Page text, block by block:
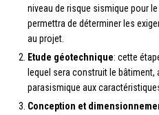
niveau de risque sismique pour
permettra de déterminer les
au projet.
Etude géotechnique: cette
lequel sera construit le bâtiment,
parasismique aux
Conception et